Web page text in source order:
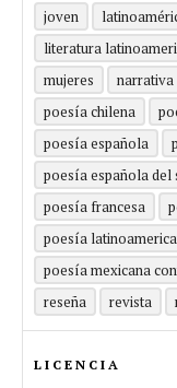
joven
literatura
mujeres
narrativa
poesía chilena
poesía española
poesía española del
poesía francesa
poesía
poesía mexicana
reseña
revista
LICENCIA